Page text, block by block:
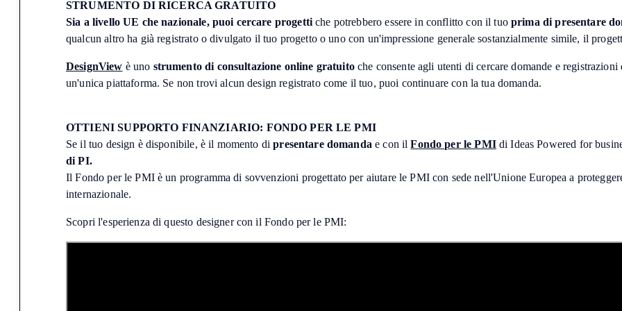
STRUMENTO DI RICERCA GRATUITO
Sia a livello UE che nazionale, puoi cercare progettiche potrebbero essere in conflitto con il tuoprima di presentare
qualcun altro ha già registrato o divulgato il tuo progetto o uno con un'impressione generale sostanzialmente simile, il
DesignView è uno strumento di consultazione online gratuitoche consente agli utenti di cercare domande e
un'unica piattaforma. Se non trovi alcun design registrato come il tuo, puoi continuare con la tua domanda.
OTTIENI SUPPORTO FINANZIARIO: FONDO PER LE PMI
Se il tuo design è disponibile, è il momento dipresentare domanda e con ilFondo per le PMIdi Ideas Powered for
di PI.
Il Fondo per le PMI è un programma di sovvenzioni progettato per aiutare le PMI con sede nell'Unione Europea a
internazionale.
Scopri l'esperienza di questo designer con il Fondo per le PMI: